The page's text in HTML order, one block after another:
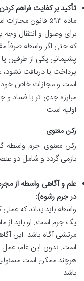
تأکید بر کفایت فراهم
ماده ۵۹۳ قانون
برای وصول و انتقال وجه
که حتی اگر واسطه صرفاً
پشیمانی یکی از طرفین
پرداخت یا دریافت
است و مجازات خاص خود را
مبارزه جدی تر با فساد
اولیه است.
رکن معنوی
رکن معنوی جرم واسطه
بازمی گردد و شامل دو
علم و آگاهی واسطه از
در جرم رشوه):
واسطه باید بداند که
یک جرم است. او باید از
مرتشی آگاه باشد. این
است. بدون این علم، عمل
هرچند ممکن است
باشد.